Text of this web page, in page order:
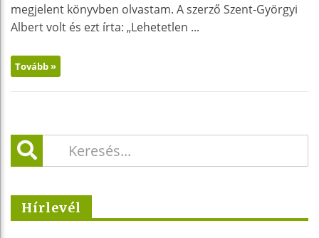
megjelent könyvben olvastam. A szerző Szent-Györgyi
Albert volt és ezt írta: „Lehetetlen ...
Tovább »
Hírlevél